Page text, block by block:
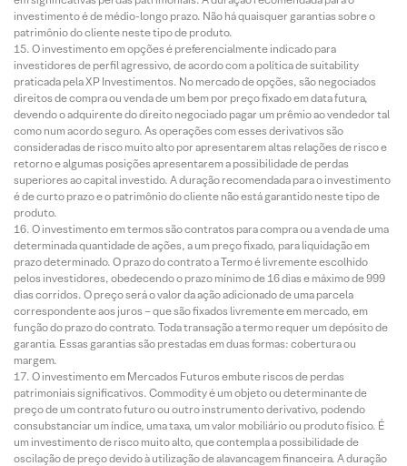
investimento é de médio-longo prazo. Não há quaisquer garantias sobre o
patrimônio do cliente neste tipo de produto.
O investimento em opções é preferencialmente indicado para
investidores de perfil agressivo, de acordo com a política de suitability
praticada pela XP Investimentos. No mercado de opções, são negociados
direitos de compra ou venda de um bem por preço fixado em data futura,
devendo o adquirente do direito negociado pagar um prêmio ao vendedor tal
como num acordo seguro. As operações com esses derivativos são
consideradas de risco muito alto por apresentarem altas relações de risco e
retorno e algumas posições apresentarem a possibilidade de perdas
superiores ao capital investido. A duração recomendada para o investimento
é de curto prazo e o patrimônio do cliente não está garantido neste tipo de
produto.
O investimento em termos são contratos para compra ou a venda de uma
determinada quantidade de ações, a um preço fixado, para liquidação em
prazo determinado. O prazo do contrato a Termo é livremente escolhido
pelos investidores, obedecendo o prazo mínimo de 16 dias e máximo de 999
dias corridos. O preço será o valor da ação adicionado de uma parcela
correspondente aos juros – que são fixados livremente em mercado, em
função do prazo do contrato. Toda transação a termo requer um depósito de
garantia. Essas garantias são prestadas em duas formas: cobertura ou
margem.
O investimento em Mercados Futuros embute riscos de perdas
patrimoniais significativos. Commodity é um objeto ou determinante de
preço de um contrato futuro ou outro instrumento derivativo, podendo
consubstanciar um índice, uma taxa, um valor mobiliário ou produto físico. É
um investimento de risco muito alto, que contempla a possibilidade de
oscilação de preço devido à utilização de alavancagem financeira. A duração